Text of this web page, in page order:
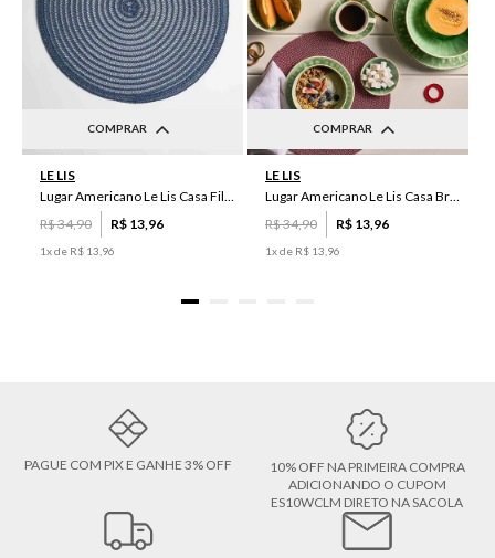
COMPRAR
LE LIS
Lugar Americano Le Lis Casa Filipa
R$34,90 R$ 13 96
1x de R$ 13 96
COMPRAR
LE LIS
Lugar Americano Le Lis Casa Brenda
R$34,90 R$ 13 96
1x de R$ 13 96
PAGUE COM PIX E GANHE 3% OFF
10% OFF NA PRIMEIRA COMPRA
ADICIONANDO O CUPOM
ES10WCLM DIRETO NA SACOLA